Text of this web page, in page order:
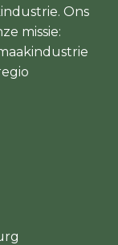
Ons
missie: